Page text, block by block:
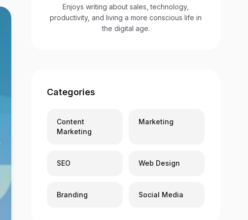
Enjoys writing about sales, technology,
productivity, and living a more conscious life in
the digital age.
Categories
Content
Marketing
Marketing
SEO Web Design
Branding Social Media